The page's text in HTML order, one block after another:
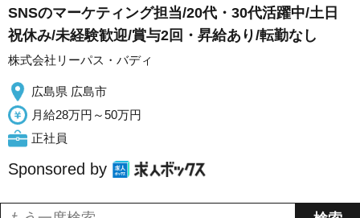
SNSのマーケティング担当/20代・30代活躍中/土日
祝休み/未経験歓迎/賞与2回・昇給あり/転勤なし
株式会社リーパス・バディ
広島県 広島市
月給28万円～50万円
正社員
Sponsored by